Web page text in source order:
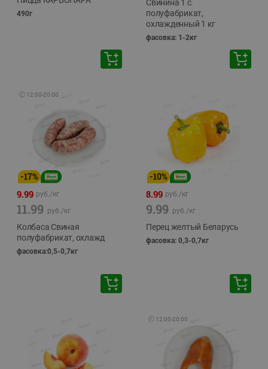
490г
Свинина 1 с.
полуфабрикат,
охлажденный 1 кг
фасовка: 1-2кг
🕘 12:00-20:00
-17%
9.99 руб./кг
11.99 руб./кг
Колбаса Свиная
полуфабрикат, охлажд
фасовка:0,5-0,7кг
-10%
8.99 руб./кг
9.99 руб./кг
Перец желтый Беларусь
фасовка: 0,3-0,7кг
🕘 12:00-20:00